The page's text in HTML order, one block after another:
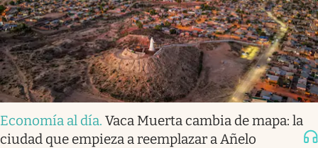
Economía al día. Vaca Muerta cambia de mapa: la
ciudad que empieza a reemplazar a Añelo